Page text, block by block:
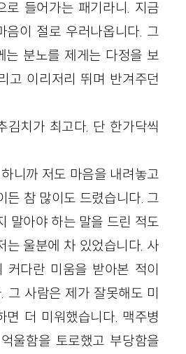
로 들어가는 패기라니. 지금
음이 절로 우러나옵니다. 그
는 분노를 제게는 다정을 보
고 이리저리 뛰며 반겨주던
김치가 최고다. 단 한가닥씩
니까 저도 마음을 내려놓고
든 참 많이도 드렸습니다. 그
말아야 하는 말을 드린 적도
는 울분에 차 있었습니다. 사
커다란 미움을 받아본 적이
그 사람은 제가 잘못해도 미
면 더 미워했습니다. 맥주병
울함을 토로했고 부당함을